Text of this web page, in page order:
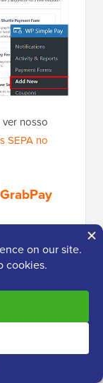
nosso
SEPA no
que ouvimos
e
é
Simple Pay